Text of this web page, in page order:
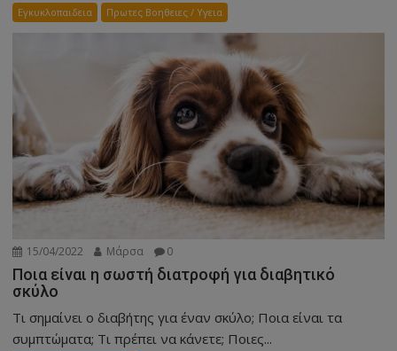
Εγκυκλοπαιδεια Πρωτες Βοηθειες / Υγεια
15/04/2022 Μάρσα 0
Ποια είναι η σωστή διατροφή για διαβητικό
σκύλο
Τι σημαίνει ο διαβήτης για έναν σκύλο; Ποια είναι τα
συμπτώματα; Τι πρέπει να κάνετε; Ποιες...